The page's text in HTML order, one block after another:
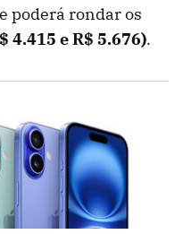
poderá rondar os
4.415 e R$ 5.676).